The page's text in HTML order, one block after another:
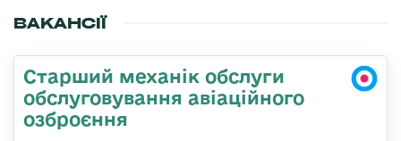
ВАКАНСІЇ
Старший механік обслуги
обслуговування авіаційного
озброєння